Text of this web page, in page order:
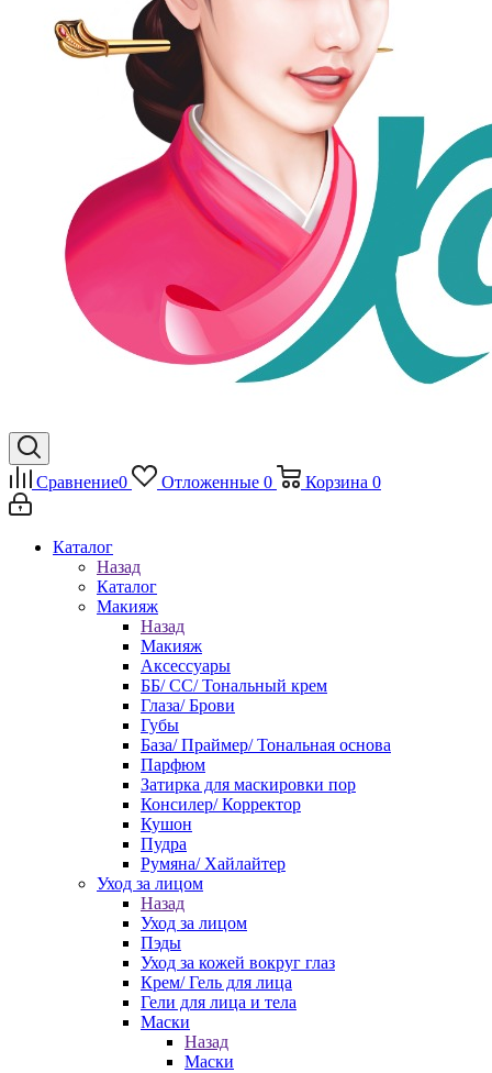
Сравнение0 Отложенные 0 Корзина 0
Каталог
Назад
Каталог
Макияж
Назад
Макияж
Аксессуары
ББ/ СС/ Тональный крем
Глаза/ Брови
Губы
База/ Праймер/ Тональная основа
Парфюм
Затирка для маскировки пор
Консилер/ Корректор
Кушон
Пудра
Румяна/ Хайлайтер
Уход за лицом
Назад
Уход за лицом
Пэды
Уход за кожей вокруг глаз
Крем/ Гель для лица
Гели для лица и тела
Маски
Назад
Маски